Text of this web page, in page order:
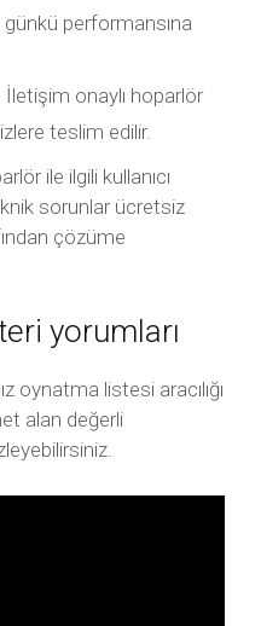
performansına
onaylı hoparlör
teslim edilir.
ile ilgili kullanıcı
sorunlar ücretsiz
çözüme
yorumları
oynatma listesi aracılığı
alan değerli